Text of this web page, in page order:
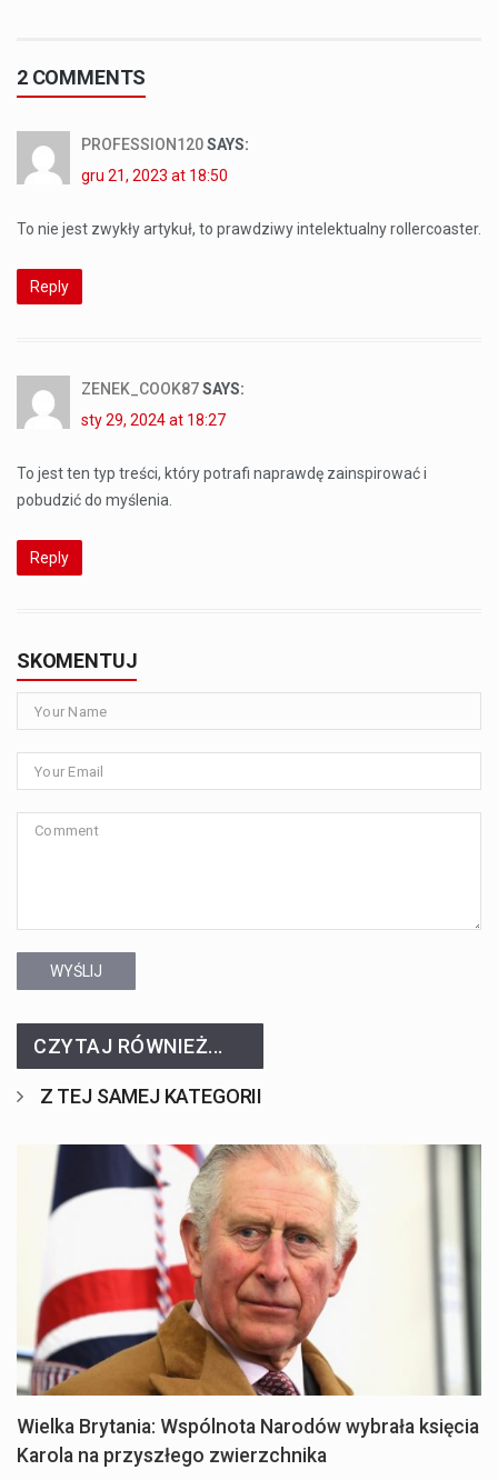
2 COMMENTS
PROFESSION120SAYS:
gru 21, 2023 at 18:50
To nie jest zwykły artykuł, to prawdziwy intelektualny rollercoaster.
Reply
ZENEK_COOK87SAYS:
sty 29, 2024 at 18:27
To jest ten typ treści, który potrafi naprawdę zainspirować i
pobudzić do myślenia.
Reply
SKOMENTUJ
WYŚLIJ
CZYTAJ RÓWNIEŻ...
Z TEJ SAMEJ KATEGORII
Wielka Brytania: Wspólnota Narodów wybrała księcia
Karola na przyszłego zwierzchnika